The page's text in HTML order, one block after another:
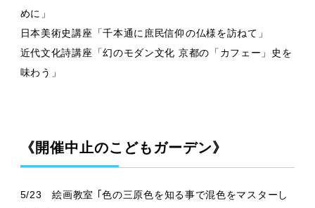
めに」
日本美術史講座「千本通に庶民信仰の仏様を訪ねて」
近代文化詩講座「幻のモダン文化 京都の「カフェー」史を
味わう」
《開催中止のこどもガーデン》
5/23 絵画教室 ｢色の三原色を知る事で混色をマスターし